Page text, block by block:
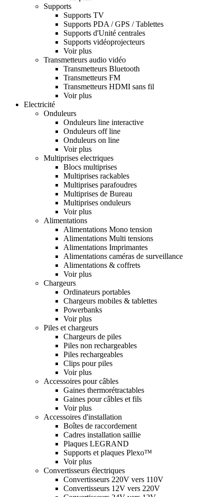
Supports
Supports TV
Supports PDA / GPS / Tablettes
Supports d'Unité centrales
Supports vidéoprojecteurs
Voir plus
Transmetteurs audio vidéo
Transmetteurs Bluetooth
Transmetteurs FM
Transmetteurs HDMI sans fil
Voir plus
Electricité
Onduleurs
Onduleurs line interactive
Onduleurs off line
Onduleurs on line
Voir plus
Multiprises electriques
Blocs multiprises
Multiprises rackables
Multiprises parafoudres
Multiprises de Bureau
Multiprises onduleurs
Voir plus
Alimentations
Alimentations Mono tension
Alimentations Multi tensions
Alimentations Imprimantes
Alimentations caméras de surveillance
Alimentations & coffrets
Voir plus
Chargeurs
Ordinateurs portables
Chargeurs mobiles & tablettes
Powerbanks
Voir plus
Piles et chargeurs
Chargeurs de piles
Piles non rechargeables
Piles rechargeables
Clips pour piles
Voir plus
Accessoires pour câbles
Gaines thermorétractables
Gaines pour câbles et fils
Voir plus
Accessoires d'installation
Boîtes de raccordement
Cadres installation saillie
Plaques LEGRAND
Supports et plaques Plexo™
Voir plus
Convertisseurs électriques
Convertisseurs 220V vers 110V
Convertisseurs 12V vers 220V